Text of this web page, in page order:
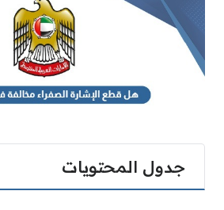
جدول المحتويات